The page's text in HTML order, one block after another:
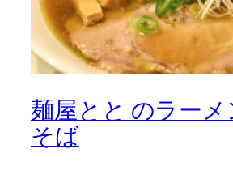
麺屋とと のラー
そば